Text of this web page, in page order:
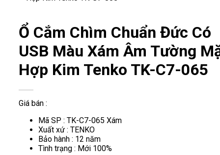
Ổ Cắm Chìm Chuẩn Đức Có
USB Màu Xám Âm Tường
Hợp Kim Tenko TK-C7-065
Giá bán :
Mã SP : TK-C7-065 Xám
Xuất xứ : TENKO
Bảo hành : 12 năm
Tình trạng : Mới 100%